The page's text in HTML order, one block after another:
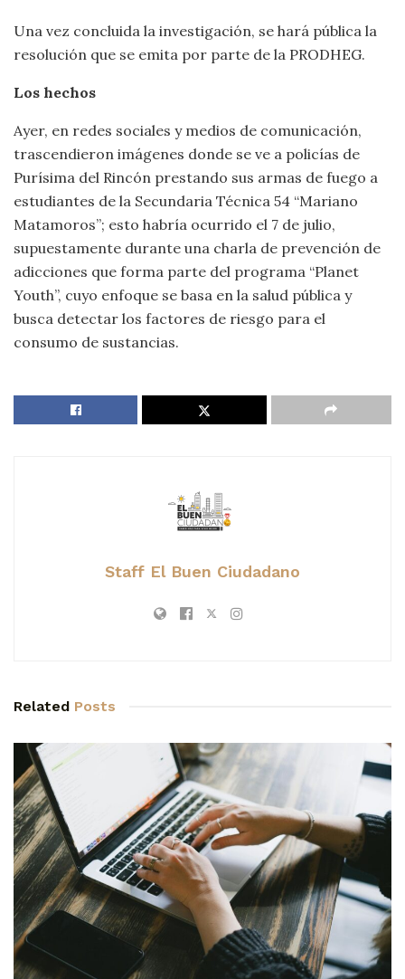
Una vez concluida la investigación, se hará pública la
resolución que se emita por parte de la PRODHEG.
Los hechos
Ayer, en redes sociales y medios de comunicación,
trascendieron imágenes donde se ve a policías de
Purísima del Rincón prestando sus armas de fuego a
estudiantes de la Secundaria Técnica 54 “Mariano
Matamoros”; esto habría ocurrido el 7 de julio,
supuestamente durante una charla de prevención de
adicciones que forma parte del programa “Planet
Youth”, cuyo enfoque se basa en la salud pública y
busca detectar los factores de riesgo para el
consumo de sustancias.
Staff El Buen Ciudadano
Related Posts